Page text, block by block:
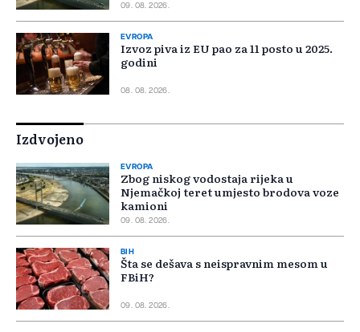
09. 08. 2026.
EVROPA
Izvoz piva iz EU pao za 11 posto u 2025.
godini
08. 08. 2026.
Izdvojeno
EVROPA
Zbog niskog vodostaja rijeka u
Njemačkoj teret umjesto brodova voze
kamioni
09. 08. 2026.
BIH
Šta se dešava s neispravnim mesom u
FBiH?
09. 08. 2026.